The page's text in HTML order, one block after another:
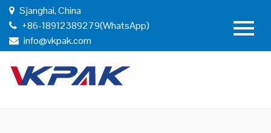
Sjanghai, China
+86-18912389279(WhatsApp)
info@vkpak.com